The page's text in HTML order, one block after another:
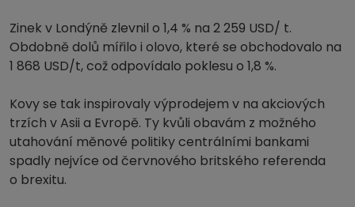
Zinek v Londýně zlevnil o 1,4 % na 2 259 USD/ t.
Obdobně dolů mířilo i olovo, které se obchodovalo na
1 868 USD/t, což odpovídalo poklesu o 1,8 %.
Kovy se tak inspirovaly výprodejem v na akciových
trzích v Asii a Evropě. Ty kvůli obavám z možného
utahování měnové politiky centrálními bankami
spadly nejvíce od červnového britského referenda
o brexitu.